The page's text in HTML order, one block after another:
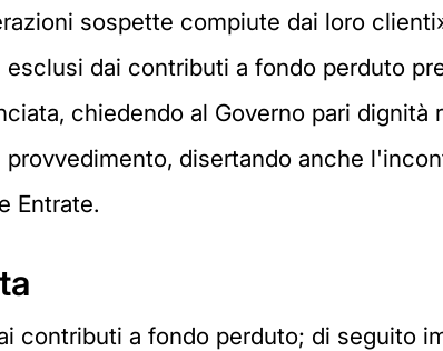
sospette compiute dai loro
dai contributi a fondo perduto
chiedendo al Governo pari dignità
disertando anche
Entrate.
contributi a fondo perduto; di seguito